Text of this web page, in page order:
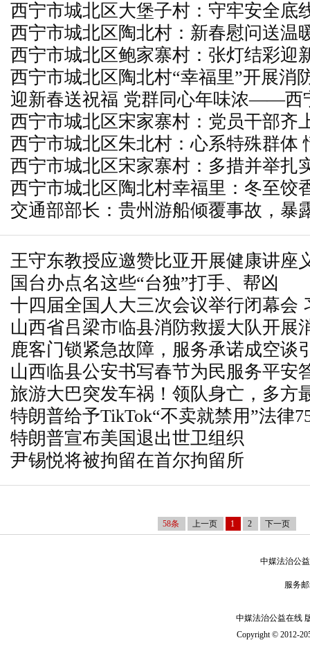
西宁市城北区大堡子村：守牢安全底
西宁市城北区陶北村：新春慰问送温
西宁市城北区鲍家寨村：张灯结彩迎
园
西宁市城北区陶北村“幸福里”开展消
动
迎新春送祝福 党群同心年味浓——西
展写春联剪窗花主题活动
西宁市城北区宋家寨村：党员干部齐
心
西宁市城北区朱北村：心系特殊群体
西宁市城北区宋家寨村：多措并举扎
作
西宁市城北区陶北村幸福里：冬至饺
兴乡村
交通部部长：贵州游船倾覆事故，暴
还存在盲区漏洞
王守东教授应邀赞比亚开展健康讲座
颁“中赞中医药文化特别贡献奖”
国台办点名这些“台独”打手、帮凶
十四届全国人大三次会议举行闭幕会
领导人出席
山西省吕梁市临县消防救援大队开展
辨"全民科普活动
鹿客门锁紧急故障，服务承诺成空谈
山西临县公安书写春节为民服务平安
旅游大巴突发车祸！领队身亡，多方
特朗普给予TikTok“不卖就禁用”法律
特朗普宣布美国退出世卫组织
尹锡悦将被拘留在首尔拘留所
58条 上一页 1 2 下一页
中媒法治公
服务
中媒法治公益在线
Copyright © 2012-